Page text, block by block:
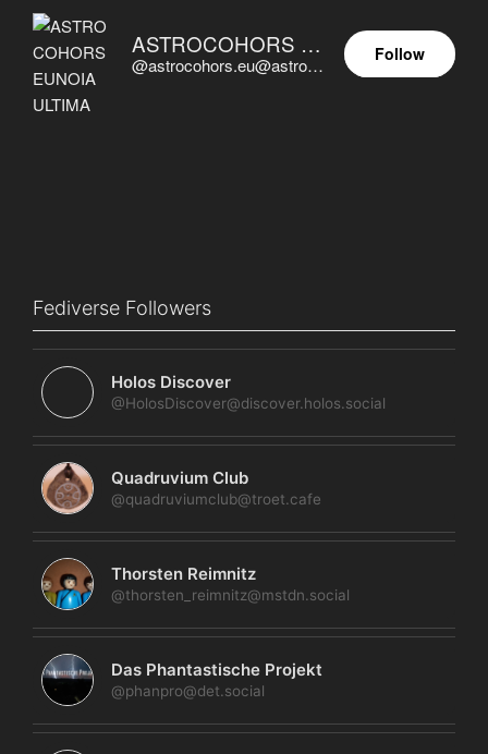
ASTROCOHORS EUNOIA ULTIMA
@astrocohors.eu@astrocohors.eu
Follow
Fediverse Followers
Holos Discover
@HolosDiscover@discover.holos.social
Quadruvium Club
@quadruviumclub@troet.cafe
Thorsten Reimnitz
@thorsten_reimnitz@mstdn.social
Das Phantastische Projekt
@phanpro@det.social